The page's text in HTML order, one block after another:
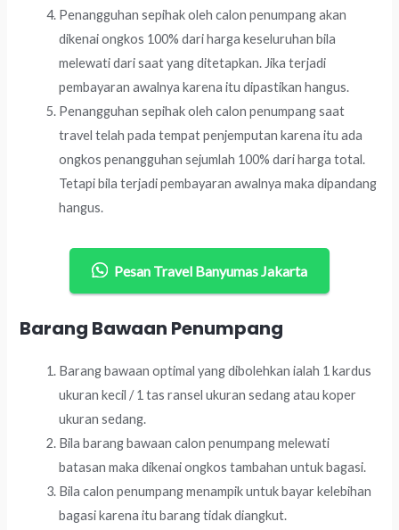
Penangguhan sepihak oleh calon penumpang akan
dikenai ongkos 100% dari harga keseluruhan bila
melewati dari saat yang ditetapkan. Jika terjadi
pembayaran awalnya karena itu dipastikan hangus.
Penangguhan sepihak oleh calon penumpang saat
travel telah pada tempat penjemputan karena itu ada
ongkos penangguhan sejumlah 100% dari harga total.
Tetapi bila terjadi pembayaran awalnya maka dipandang
hangus.
Pesan Travel Banyumas Jakarta
Barang Bawaan Penumpang
Barang bawaan optimal yang dibolehkan ialah 1 kardus
ukuran kecil / 1 tas ransel ukuran sedang atau koper
ukuran sedang.
Bila barang bawaan calon penumpang melewati
batasan maka dikenai ongkos tambahan untuk bagasi.
Bila calon penumpang menampik untuk bayar kelebihan
bagasi karena itu barang tidak diangkut.